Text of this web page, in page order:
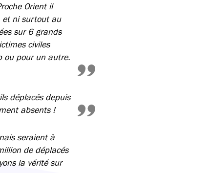
Orient il
et ni surtout au
sur 6 grands
civiles
ou pour un autre.
déplacés depuis
absents !
seraient à
de déplacés
la vérité sur